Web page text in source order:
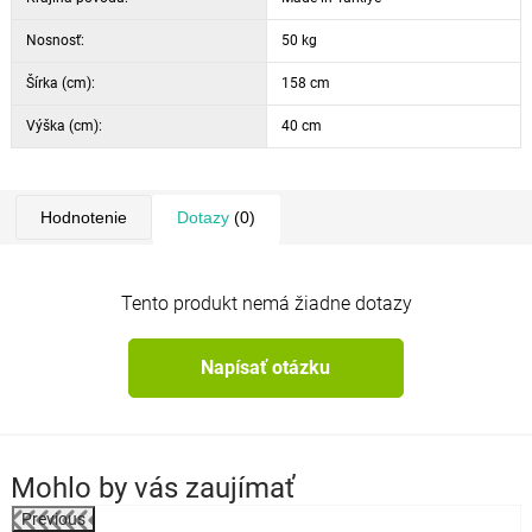
Nosnosť: 50 kg
Šírka (cm): 158 cm
Výška (cm): 40 cm
Hodnotenie Dotazy(0)
Tento produkt nemá žiadne dotazy
Napísať otázku
Mohlo by vás zaujímať
Previous